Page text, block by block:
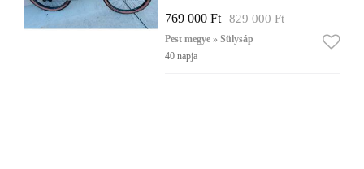
769 000 Ft 829 000 Ft
Pest megye » Sülysáp
40 napja